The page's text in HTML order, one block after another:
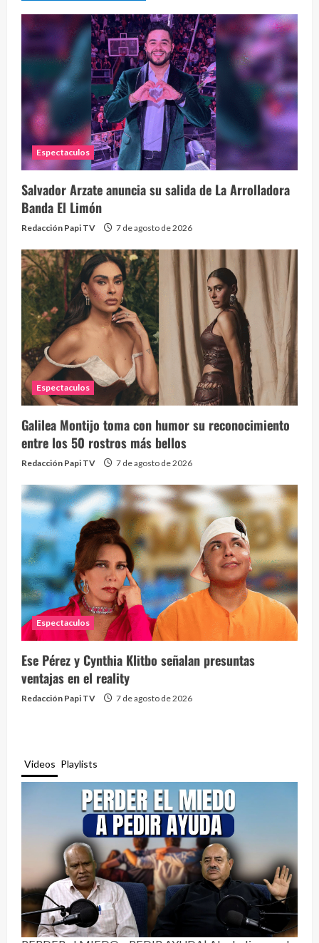
Espectaculos
Salvador Arzate anuncia su salida de La Arrolladora
Banda El Limón
Redacción Papi TV 7 de agosto de 2026
Espectaculos
Galilea Montijo toma con humor su reconocimiento
entre los 50 rostros más bellos
Redacción Papi TV 7 de agosto de 2026
Espectaculos
Ese Pérez y Cynthia Klitbo señalan presuntas
ventajas en el reality
Redacción Papi TV 7 de agosto de 2026
Videos Playlists